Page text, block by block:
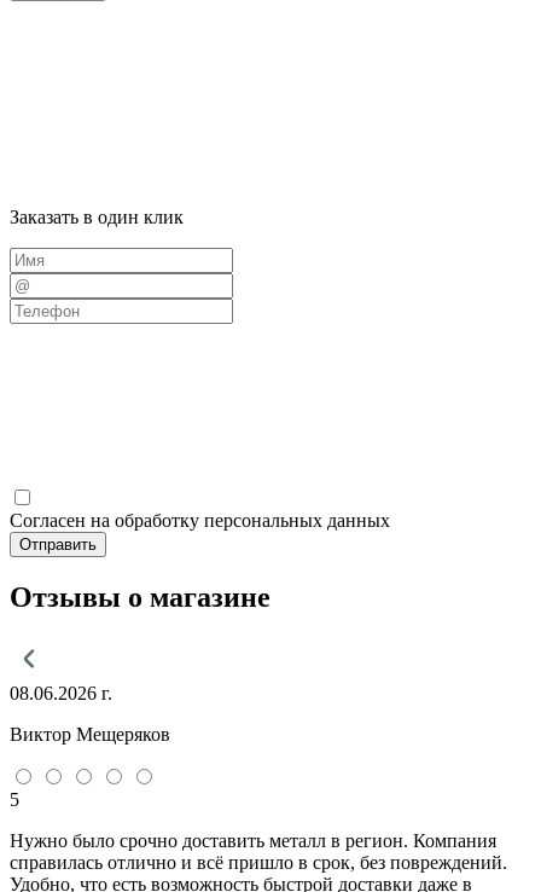
Заказать в один клик
Согласен на обработку персональных данных
Отправить
Отзывы о магазине
08.06.2026 г.
Виктор Мещеряков
5
Нужно было срочно доставить металл в регион. Компания
справилась отлично и всё пришло в срок, без повреждений.
Удобно, что есть возможность быстрой доставки даже в